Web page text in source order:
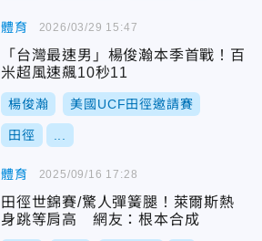
體育
「台灣最速男」楊俊瀚本季首戰！百
米超風速飆10秒11
楊俊瀚 美國UCF田徑邀請賽
田徑
2026/03/29 15:47
體育
田徑世錦賽/驚人彈簧腿！萊爾斯熱
身跳等肩高 網友：根本合成
2025/09/16 17:28